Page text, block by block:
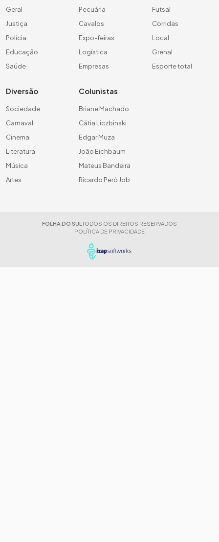
Geral
Justiça
Polícia
Educação
Saúde
Pecuária
Cavalos
Expo-feiras
Logística
Empresas
Futsal
Corridas
Local
Grenal
Esporte total
Diversão
Sociedade
Carnaval
Cinema
Literatura
Música
Artes
Colunistas
Briane Machado
Cátia Liczbinski
Edgar Muza
João Eichbaum
Mateus Bandeira
Ricardo Peró Job
FOLHA DO SUL TODOS OS DIREITOS RESERVADOS
POLÍTICA DE PRIVACIDADE